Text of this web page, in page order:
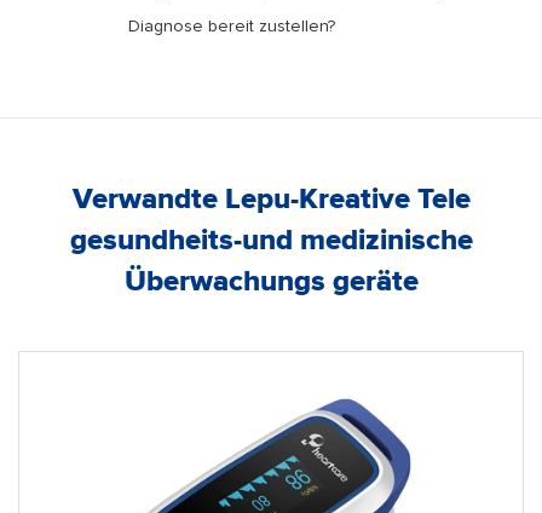
Diagnose bereit zustellen?
Verwandte Lepu-Kreative Tele
gesundheits-und medizinische
Überwachungs geräte